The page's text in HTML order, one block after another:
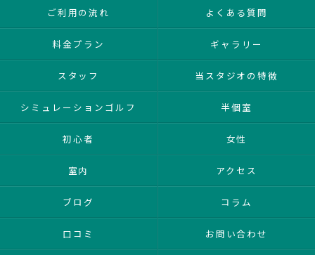
ご利用の流れ よくある質問
料金プラン ギャラリー
スタッフ 当スタジオの特徴
シミュレーションゴルフ 半個室
初心者 女性
室内 アクセス
ブログ コラム
口コミ お問い合わせ